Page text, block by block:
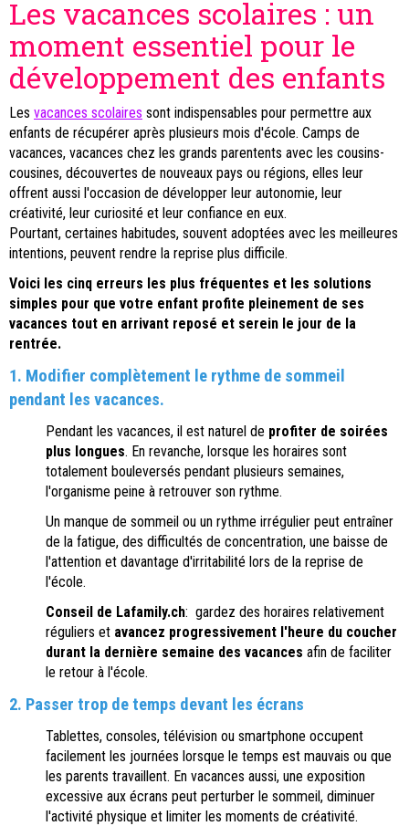
Les vacances scolaires : un
moment essentiel pour le
développement des enfants
Les vacances scolaires sont indispensables pour permettre aux
enfants de récupérer après plusieurs mois d'école. Camps de
vacances, vacances chez les grands parentents avec les cousins-
cousines, découvertes de nouveaux pays ou régions, elles leur
offrent aussi l'occasion de développer leur autonomie, leur
créativité, leur curiosité et leur confiance en eux.
Pourtant, certaines habitudes, souvent adoptées avec les meilleures
intentions, peuvent rendre la reprise plus difficile.
Voici les cinq erreurs les plus fréquentes et les solutions
simples pour que votre enfant profite pleinement de ses
vacances tout en arrivant reposé et serein le jour de la
rentrée.
1. Modifier complètement le rythme de sommeil
pendant les vacances.
Pendant les vacances, il est naturel de profiter de soirées
plus longues. En revanche, lorsque les horaires sont
totalement bouleversés pendant plusieurs semaines,
l'organisme peine à retrouver son rythme.
Un manque de sommeil ou un rythme irrégulier peut entraîner
de la fatigue, des difficultés de concentration, une baisse de
l'attention et davantage d'irritabilité lors de la reprise de
l'école.
Conseil de Lafamily.ch: gardez des horaires relativement
réguliers et avancez progressivement l'heure du coucher
durant la dernière semaine des vacances afin de faciliter
le retour à l'école.
2. Passer trop de temps devant les écrans
Tablettes, consoles, télévision ou smartphone occupent
facilement les journées lorsque le temps est mauvais ou que
les parents travaillent. En vacances aussi, une exposition
excessive aux écrans peut perturber le sommeil, diminuer
l'activité physique et limiter les moments de créativité.